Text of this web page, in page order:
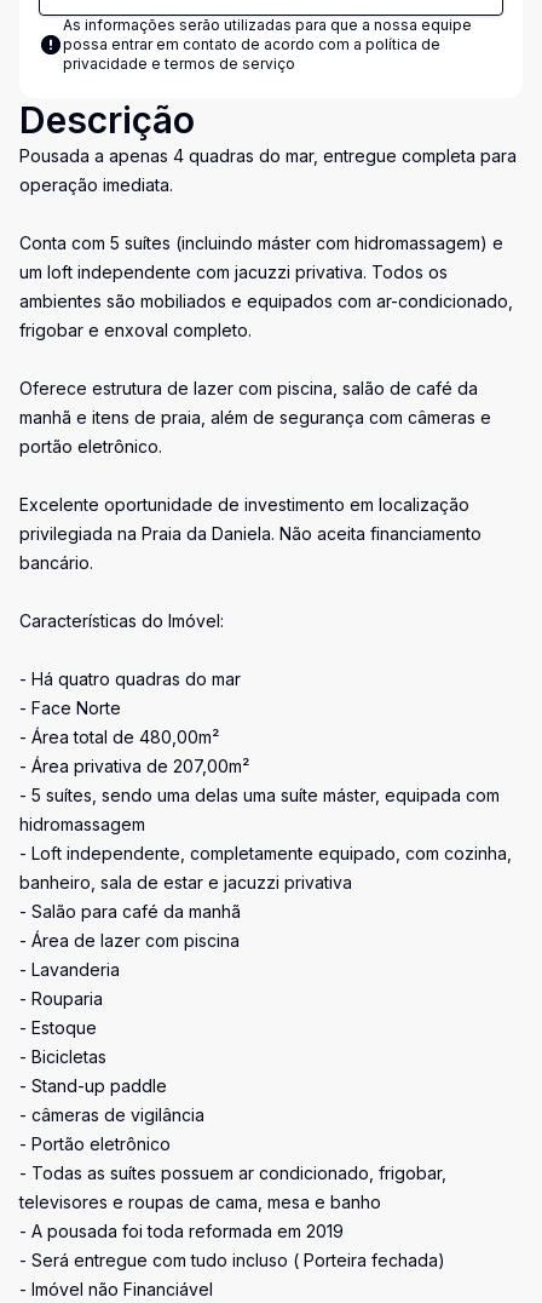
As informações serão utilizadas para que a nossa equipe
possa entrar em contato de acordo com a política de
privacidade e termos de serviço
Descrição
Pousada a apenas 4 quadras do mar, entregue completa para
operação imediata.
Conta com 5 suítes (incluindo máster com hidromassagem) e
um loft independente com jacuzzi privativa. Todos os
ambientes são mobiliados e equipados com ar-condicionado,
frigobar e enxoval completo.
Oferece estrutura de lazer com piscina, salão de café da
manhã e itens de praia, além de segurança com câmeras e
portão eletrônico.
Excelente oportunidade de investimento em localização
privilegiada na Praia da Daniela. Não aceita financiamento
bancário.
Características do Imóvel:
- Há quatro quadras do mar
- Face Norte
- Área total de 480,00m²
- Área privativa de 207,00m²
- 5 suítes, sendo uma delas uma suíte máster, equipada com
hidromassagem
- Loft independente, completamente equipado, com cozinha,
banheiro, sala de estar e jacuzzi privativa
- Salão para café da manhã
- Área de lazer com piscina
- Lavanderia
- Rouparia
- Estoque
- Bicicletas
- Stand-up paddle
- câmeras de vigilância
- Portão eletrônico
- Todas as suítes possuem ar condicionado, frigobar,
televisores e roupas de cama, mesa e banho
- A pousada foi toda reformada em 2019
- Será entregue com tudo incluso ( Porteira fechada)
- Imóvel não Financiável